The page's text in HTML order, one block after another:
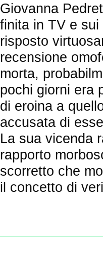
Giovanna
finita in TV e
risposto
recensione
morta,
pochi giorni era
di eroina a
accusata di
La sua vicenda
rapporto
scorretto che
il concetto di